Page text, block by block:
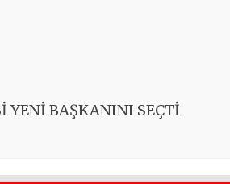
YENİ BAŞKANINI SEÇTİ